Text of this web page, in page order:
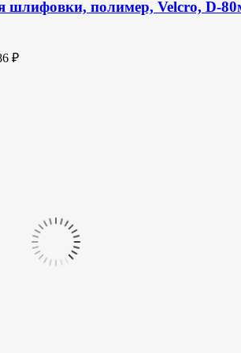
шлифовки, полимер, Velcro, D-
₽